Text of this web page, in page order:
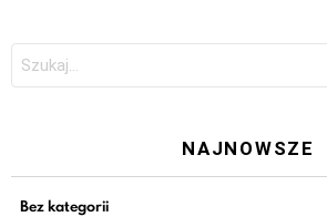
Szukaj:
NAJNOWSZE
Bez kategorii